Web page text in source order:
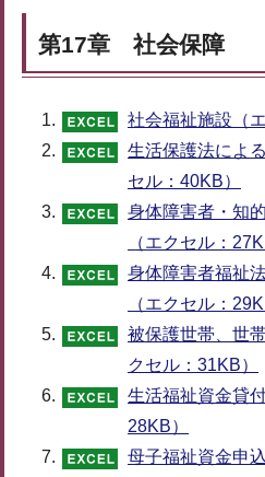
第17章 社会保障
社会福祉施設（
生活保護法によ
セル：40KB）
身体障害者・知
（エクセル：
身体障害者福祉
（エクセル：
被保護世帯、世
クセル：31KB）
生活福祉資金貸
28KB）
母子福祉資金申